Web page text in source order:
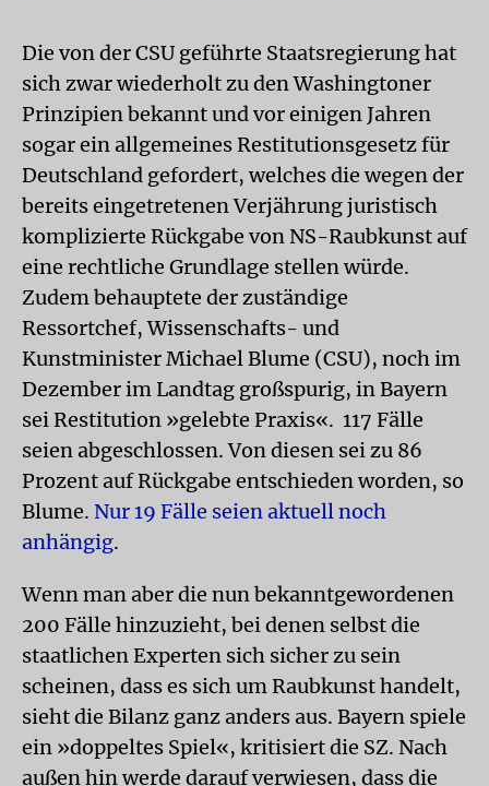
Die von der CSU geführte Staatsregierung hat
sich zwar wiederholt zu den Washingtoner
Prinzipien bekannt und vor einigen Jahren
sogar ein allgemeines Restitutionsgesetz für
Deutschland gefordert, welches die wegen der
bereits eingetretenen Verjährung juristisch
komplizierte Rückgabe von NS-Raubkunst auf
eine rechtliche Grundlage stellen würde.
Zudem behauptete der zuständige
Ressortchef, Wissenschafts- und
Kunstminister Michael Blume (CSU), noch im
Dezember im Landtag großspurig, in Bayern
sei Restitution »gelebte Praxis«. 117 Fälle
seien abgeschlossen. Von diesen sei zu 86
Prozent auf Rückgabe entschieden worden, so
Blume. Nur 19 Fälle seien aktuell noch
anhängig.
Wenn man aber die nun bekanntgewordenen
200 Fälle hinzuzieht, bei denen selbst die
staatlichen Experten sich sicher zu sein
scheinen, dass es sich um Raubkunst handelt,
sieht die Bilanz ganz anders aus. Bayern spiele
ein »doppeltes Spiel«, kritisiert die SZ. Nach
außen hin werde darauf verwiesen, dass die